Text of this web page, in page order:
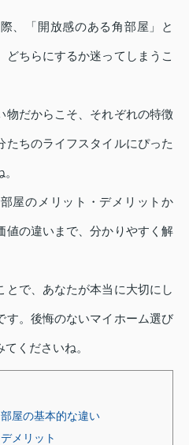
、「開放感のある角部屋」と
どちらにするか迷ってしまうこ
物だからこそ、それぞれの特徴
たちのライフスタイルにぴった
屋のメリット・デメリットか
値の違いまで、分かりやすく解
とで、あなたが本当に大切にし
す。後悔のないマイホーム選び
くださいね。
屋の基本的な違い
メリット